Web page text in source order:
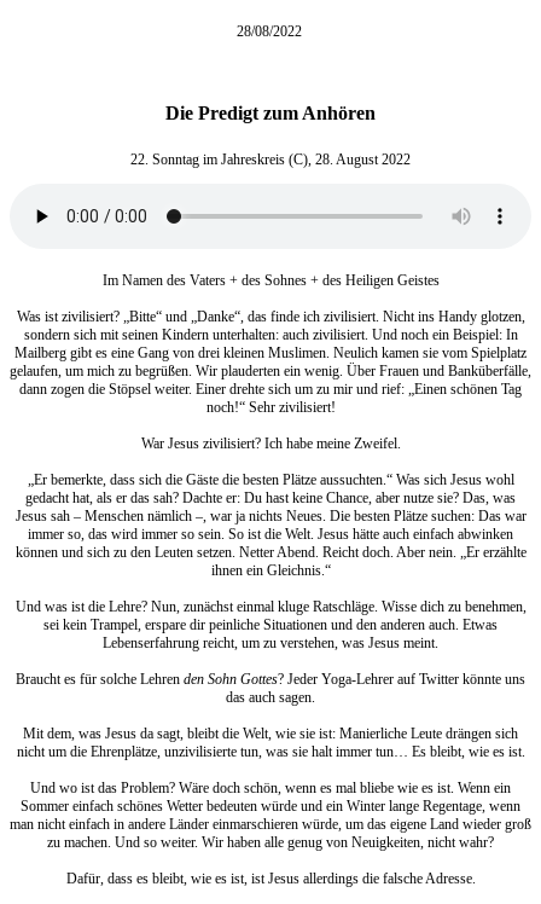
28/08/2022
Die Predigt zum Anhören
22. Sonntag im Jahreskreis (C), 28. August 2022
Im Namen des Vaters + des Sohnes + des Heiligen Geistes
Was ist zivilisiert? „Bitte“ und „Danke“, das finde ich zivilisiert. Nicht ins Handy glotzen,
sondern sich mit seinen Kindern unterhalten: auch zivilisiert. Und noch ein Beispiel: In
Mailberg gibt es eine Gang von drei kleinen Muslimen. Neulich kamen sie vom Spielplatz
gelaufen, um mich zu begrüßen. Wir plauderten ein wenig. Über Frauen und Banküberfälle,
dann zogen die Stöpsel weiter. Einer drehte sich um zu mir und rief: „Einen schönen Tag
noch!“ Sehr zivilisiert!
War Jesus zivilisiert? Ich habe meine Zweifel.
„Er bemerkte, dass sich die Gäste die besten Plätze aussuchten.“ Was sich Jesus wohl
gedacht hat, als er das sah? Dachte er: Du hast keine Chance, aber nutze sie? Das, was
Jesus sah – Menschen nämlich –, war ja nichts Neues. Die besten Plätze suchen: Das war
immer so, das wird immer so sein. So ist die Welt. Jesus hätte auch einfach abwinken
können und sich zu den Leuten setzen. Netter Abend. Reicht doch. Aber nein. „Er erzählte
ihnen ein Gleichnis.“
Und was ist die Lehre? Nun, zunächst einmal kluge Ratschläge. Wisse dich zu benehmen,
sei kein Trampel, erspare dir peinliche Situationen und den anderen auch. Etwas
Lebenserfahrung reicht, um zu verstehen, was Jesus meint.
Braucht es für solche Lehren den Sohn Gottes? Jeder Yoga-Lehrer auf Twitter könnte uns
das auch sagen.
Mit dem, was Jesus da sagt, bleibt die Welt, wie sie ist: Manierliche Leute drängen sich
nicht um die Ehrenplätze, unzivilisierte tun, was sie halt immer tun… Es bleibt, wie es ist.
Und wo ist das Problem? Wäre doch schön, wenn es mal bliebe wie es ist. Wenn ein
Sommer einfach schönes Wetter bedeuten würde und ein Winter lange Regentage, wenn
man nicht einfach in andere Länder einmarschieren würde, um das eigene Land wieder groß
zu machen. Und so weiter. Wir haben alle genug von Neuigkeiten, nicht wahr?
Dafür, dass es bleibt, wie es ist, ist Jesus allerdings die falsche Adresse.